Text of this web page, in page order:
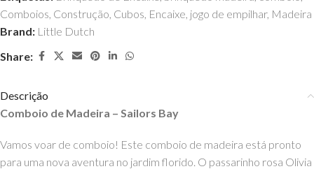
Comboios, Construção, Cubos, Encaixe, jogo de empilhar, Madeira
Brand: Little Dutch
Share:
Descrição
Comboio de Madeira – Sailors Bay
Vamos voar de comboio! Este comboio de madeira está pronto
para uma nova aventura no jardim florido. O passarinho rosa Olivia